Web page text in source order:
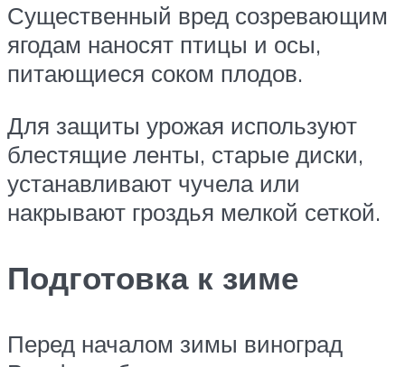
Существенный вред созревающим
ягодам наносят птицы и осы,
питающиеся соком плодов.
Для защиты урожая используют
блестящие ленты, старые диски,
устанавливают чучела или
накрывают гроздья мелкой сеткой.
Подготовка к зиме
Перед началом зимы виноград